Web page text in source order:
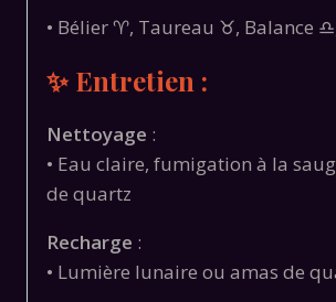
• Bélier ♈, Taureau ♉, Balance
✨ Entretien :
Nettoyage :
• Eau claire, fumigation à la
de quartz
Recharge :
• Lumière lunaire ou amas de